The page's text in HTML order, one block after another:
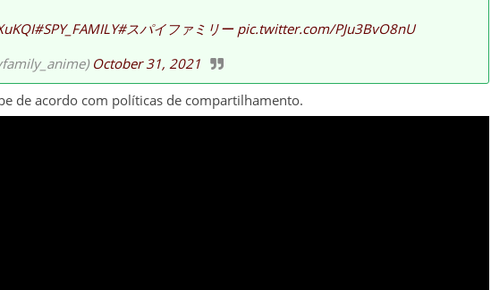
#SPY_FAMILY#スパイファミリー pic.twitter.com/PJu3BvO8nU
October 31, 2021
de acordo com políticas de compartilhamento.